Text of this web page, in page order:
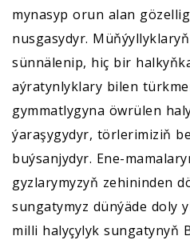
mynasyp orun alan
nusgasydyr.
sünnälenip, hiç bir
aýratynlyklary bilen
gymmatlygyna öwrülen
ýaraşygydyr, törlerimiziň
buýsanjydyr. Ene-
gyzlarymyzyň zehininden
sungatymyz dünýäde doly
milli halyçylyk sungatynyň